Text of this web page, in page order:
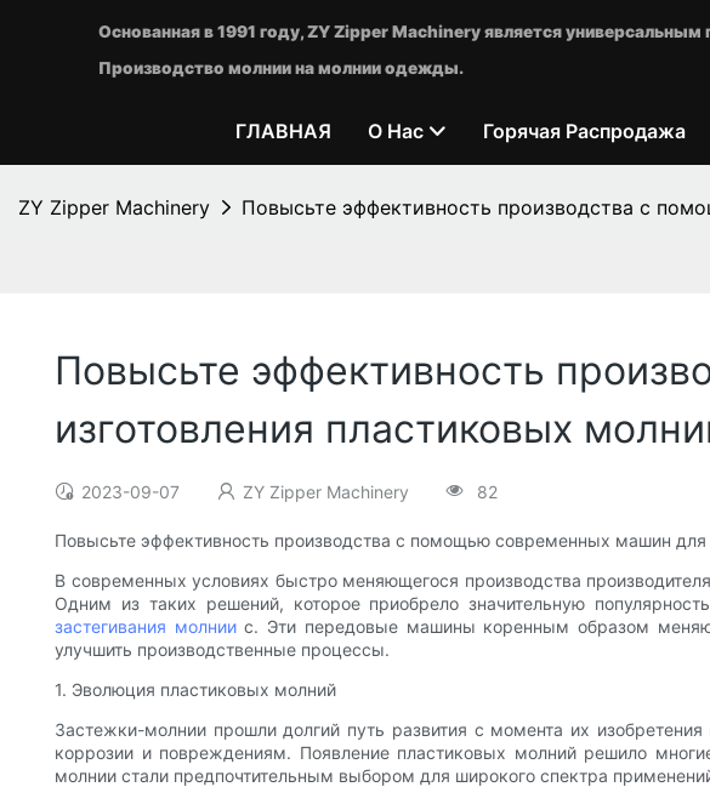
Основанная в 1991 году, ZY Zipper Machinery является
Производство молнии на молнии одежды.
ГЛАВНАЯ О Нас Горячая Распродажа
ZY Zipper Machinery Повысьте эффективность производства с
Повысьте эффективность
изготовления пластиковых
2023-09-07 ZY Zipper Machinery 82
Повысьте эффективность производства с помощью современных машин для
В современных условиях быстро меняющегося производства
Одним из таких решений, которое приобрело значительную
застегивания молниис. Эти передовые машины коренным образом
улучшить производственные процессы.
1. Эволюция пластиковых молний
Застежки-молнии прошли долгий путь развития с момента их
коррозии и повреждениям. Появление пластиковых молний решило
молнии стали предпочтительным выбором для широкого спектра